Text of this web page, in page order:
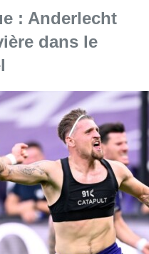
: Anderlecht
dans le